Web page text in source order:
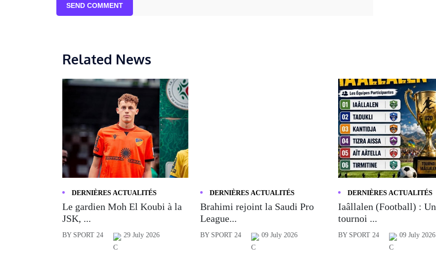
SEND COMMENT
Related News
DERNIÈRES ACTUALITÉS
Le gardien Moh El Koubi à la
JSK, ...
BY SPORT 24 29 July 2026
DERNIÈRES ACTUALITÉS
Brahimi rejoint la Saudi Pro
League...
BY SPORT 24 09 July 2026
DERNIÈRES ACTUALITÉS
Iaâllalen (Football) : Un
tournoi ...
BY SPORT 24 09 July 2026